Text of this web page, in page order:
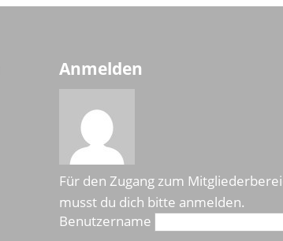
Anmelden
Für den Zugang zum
musst du dich bitte anmelden.
Benutzername